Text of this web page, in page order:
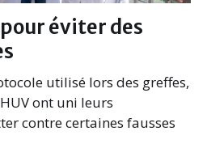
éviter des
utilisé lors des greffes,
ont uni leurs
contre certaines fausses